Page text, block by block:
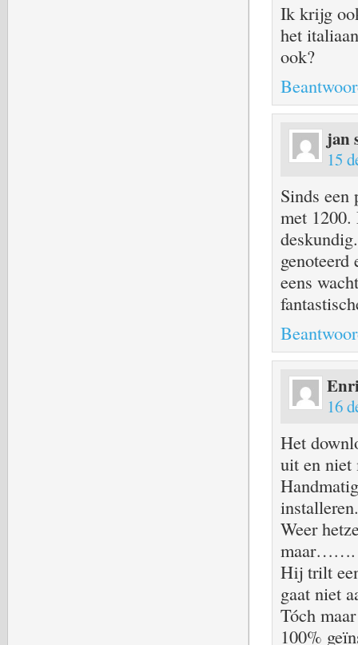
Ik krijg
het
ook?
jan
15
Sinds een
met
eens
16
Het
uit en niet
installeren.
Weer
maar…….
Hij trilt
gaat niet
Tóch
100%